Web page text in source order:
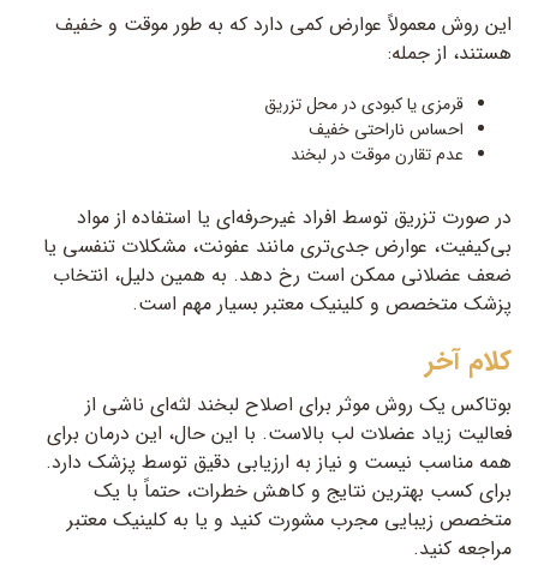
این روش معمولاً عوارض کمی دارد که به طور موقت و خفیف
هستند، از جمله:
قرمزی یا کبودی در محل تزریق
احساس ناراحتی خفیف
عدم تقارن موقت در لبخند
در صورت تزریق توسط افراد غیرحرفه‌ای یا استفاده از مواد
بی‌کیفیت، عوارض جدی‌تری مانند عفونت، مشکلات تنفسی یا
ضعف عضلانی ممکن است رخ دهد. به همین دلیل، انتخاب
پزشک متخصص و کلینیک معتبر بسیار مهم است.
کلام آخر
بوتاکس یک روش موثر برای اصلاح لبخند لثه‌ای ناشی از
فعالیت زیاد عضلات لب بالاست. با این حال، این درمان برای
همه مناسب نیست و نیاز به ارزیابی دقیق توسط پزشک دارد.
برای کسب بهترین نتایج و کاهش خطرات، حتماً با یک
متخصص زیبایی مجرب مشورت کنید و یا به کلینیک معتبر
مراجعه کنید.